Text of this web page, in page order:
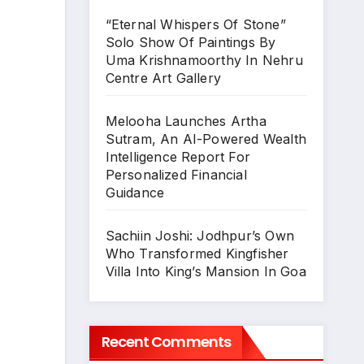
“Eternal Whispers Of Stone”
Solo Show Of Paintings By
Uma Krishnamoorthy In Nehru
Centre Art Gallery
Melooha Launches Artha
Sutram, An AI-Powered Wealth
Intelligence Report For
Personalized Financial
Guidance
Sachiin Joshi: Jodhpur’s Own
Who Transformed Kingfisher
Villa Into King’s Mansion In Goa
Recent Comments